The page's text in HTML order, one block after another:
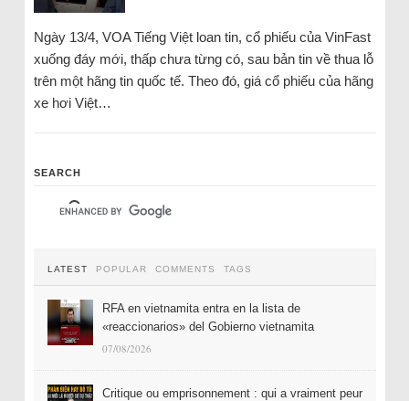
Ngày 13/4, VOA Tiếng Việt loan tin, cổ phiếu của VinFast
xuống đáy mới, thấp chưa từng có, sau bản tin về thua lỗ
trên một hãng tin quốc tế. Theo đó, giá cổ phiếu của hãng
xe hơi Việt…
SEARCH
LATEST POPULAR COMMENTS TAGS
RFA en vietnamita entra en la lista de
«reaccionarios» del Gobierno vietnamita
07/08/2026
Critique ou emprisonnement : qui a vraiment peur